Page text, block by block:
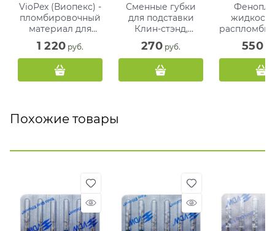
VioPex (Виопекс) -
пломбировочный
материал для
корневых каналов
(2.2г.)
1 220 руб.
Сменные губки
для подставки
Клин-стэнд,
диаметр 50 мм (25
шт)
270 руб.
я
каналов
550
Похожие товары